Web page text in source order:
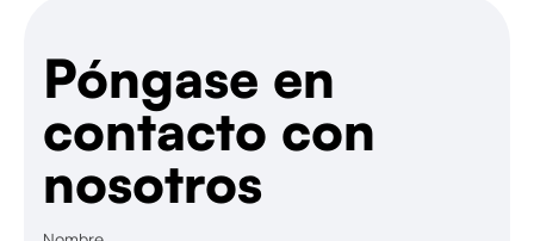
Póngase en
contacto con
nosotros